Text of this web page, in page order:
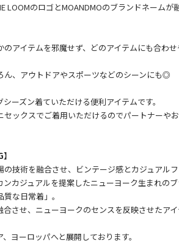
LOOMのロゴとMOANDMOのブランドネームが
アイテムを邪魔せず、どのアイテムにも合わ
ん、アウトドアやスポーツなどのシーンにも◎
ーズン着ていただける便利アイテムです。
セックスでご着用いただけるのでパートナーや
技術を融合させ、ビンテージ感とカジュアル
カジュアルを提案したニューヨーク生まれのブ
な日常着」。
合させ、ニューヨークのセンスを反映させたア
ヨーロッパへと展開しております。